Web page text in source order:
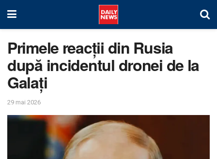
Primele reacții din Rusia
după incidentul dronei de la
Galați
29 mai 2026